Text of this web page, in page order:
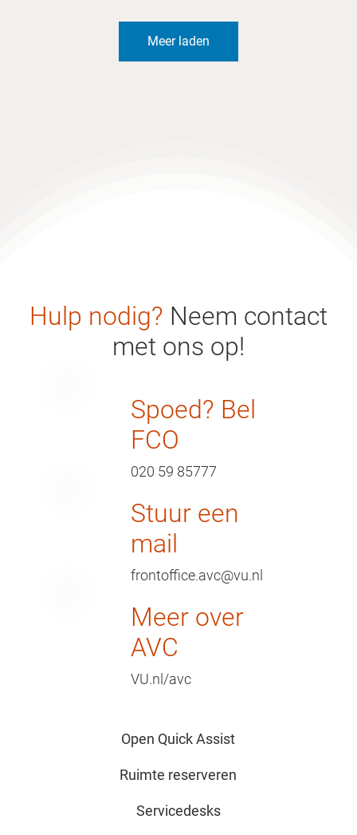
Meer laden
Hulp nodig? Neem contact
met ons op!
Spoed? Bel
FCO
020 59 85777
Stuur een
mail
frontoffice.avc@vu.nl
Meer over
AVC
VU.nl/avc
Open Quick Assist
Ruimte reserveren
Servicedesks